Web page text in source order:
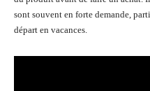
sont souvent en forte demande,
départ en vacances.